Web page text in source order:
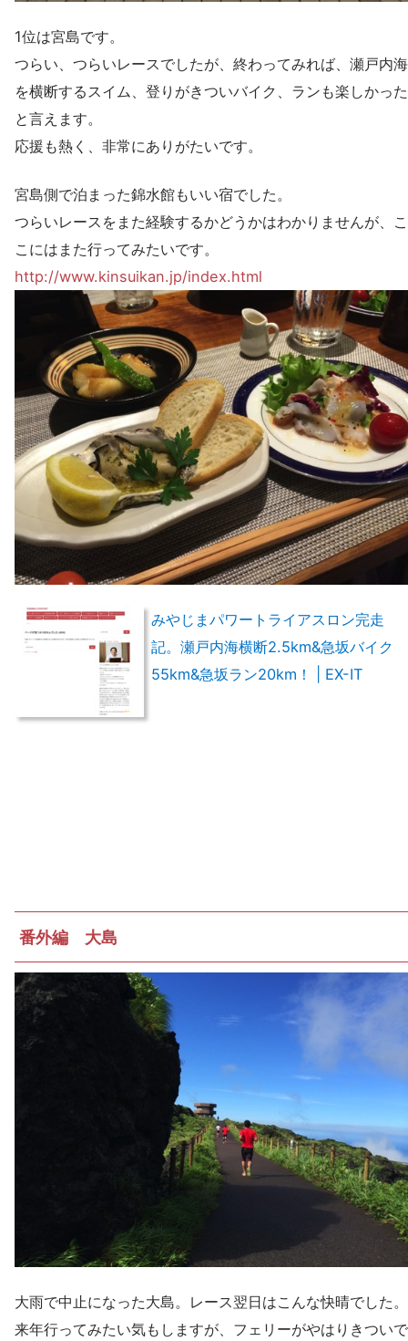
1位は宮島です。
つらい、つらいレースでしたが、終わってみれば、瀬戸内海
を横断するスイム、登りがきついバイク、ランも楽しかった
と言えます。
応援も熱く、非常にありがたいです。
宮島側で泊まった錦水館もいい宿でした。
つらいレースをまた経験するかどうかはわかりませんが、こ
こにはまた行ってみたいです。
http://www.kinsuikan.jp/index.html
みやじまパワートライアスロン完走
記。瀬戸内海横断2.5km&急坂バイク
55km&急坂ラン20km！ | EX-IT
番外編 大島
大雨で中止になった大島。レース翌日はこんな快晴でした。
来年行ってみたい気もしますが、フェリーがやはりきついで